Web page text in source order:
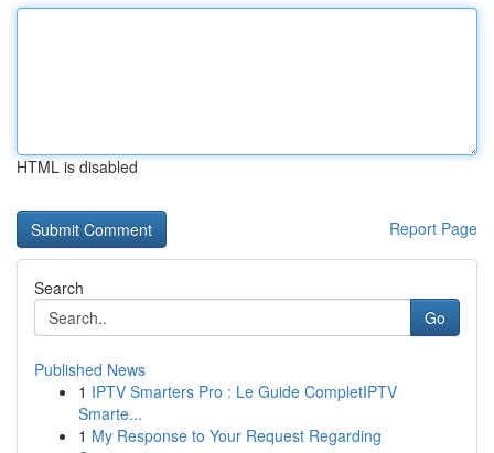
HTML is disabled
Report Page
Search
Go
Published News
1 IPTV Smarters Pro : Le Guide CompletIPTV
Smarte...
1 My Response to Your Request Regarding